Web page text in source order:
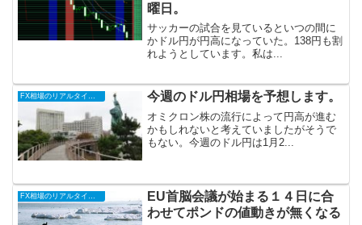
曜日。
サッカーの試合を見ているといつの間に
かドル円が円高になっていた。138円も割
れようとしています。私は...
FX相場のリアルタイム情報 今週のドル円相場を予想します。
オミクロン株の流行によって円高が進む
かもしれないと考えていましたがそうで
もない。今週のドル円は1月2...
EU首脳会議が始まる１４日に合
わせてポンドの値動きが無くなる